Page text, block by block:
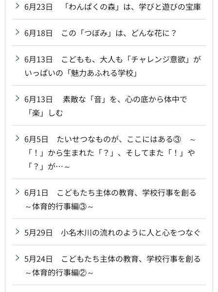
6月23日 「わんぱくの森」は、学びと遊びの宝庫
6月18日 この「つぼみ」は、どんな花に？
6月13日 こどもも、大人も「チャレンジ意欲」が
いっぱいの「魅力あふれる学校」
6月13日 素敵な「音」を、心の底から体中で
「楽」しむ
6月5日 たいせつなものが、ここにはある③ ～
「！」から生まれた「？」、そしてまた「！」や
「？」が…～
6月1日 こどもたち主体の教育、学校行事を創る
～体育的行事編③～
5月29日 小名木川の流れのように人と心をつなぐ
5月24日 こどもたち主体の教育、学校行事を創る
～体育的行事編②～